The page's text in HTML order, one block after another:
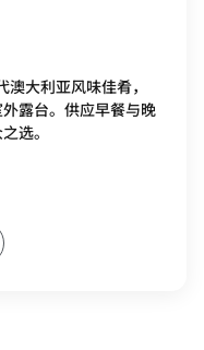
大利亚风味佳肴，
露台。供应早餐与晚
选。